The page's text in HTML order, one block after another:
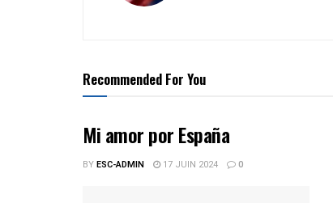
Recommended For You
Mi amor por España
BYESC-ADMIN 17 JUIN 2024 0